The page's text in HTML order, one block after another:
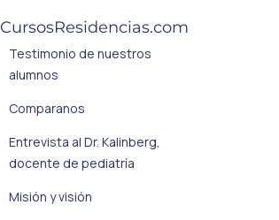
CursosResidencias.com
Testimonio de nuestros
alumnos
Comparanos
Entrevista al Dr. Kalinberg,
docente de pediatría
Misión y visión